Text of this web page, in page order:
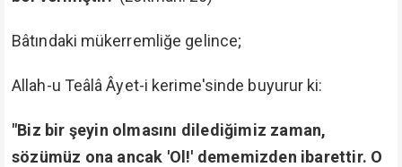
Bâtındaki mükerremliğe gelince;
Allah-u Teâlâ Âyet-i kerime'sinde buyurur ki:
"Biz bir şeyin olmasını dilediğimiz zaman,
sözümüz ona ancak 'Ol!' dememizden ibarettir. O